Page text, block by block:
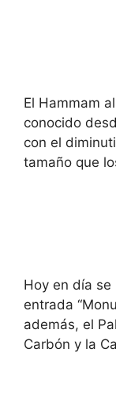
El Hammam
conocido
con el
tamaño que
Hoy en día se
entrada
además, el
Carbón y la